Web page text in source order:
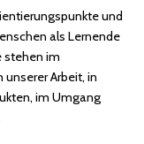
und
als Lernende
stehen im
Arbeit, in
im Umgang